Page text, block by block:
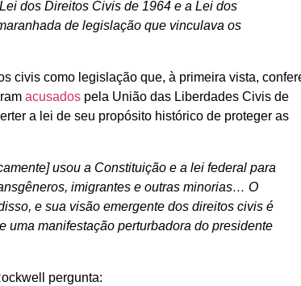
dos Direitos Civis de 1964 e a Lei dos
de legislação que vinculava os
civis como legislação que, à primeira vista,
acusados pela União das Liberdades Civis de
a lei de seu propósito histórico de proteger as
usou a Constituição e a lei federal para
imigrantes e outras minorias… O
e sua visão emergente dos direitos civis é
uma manifestação perturbadora do presidente
pergunta: